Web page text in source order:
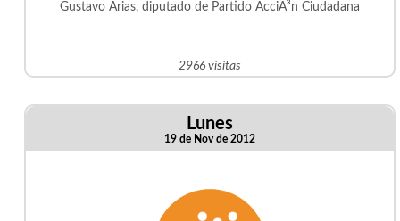
Gustavo Arias, diputado de Partido AcciÃ³n Ciudadana
2966 visitas
Lunes
19 de Nov de 2012